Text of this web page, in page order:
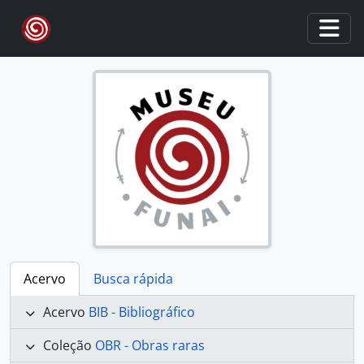
Skip to main content
Acervo
Busca rápida
Acervo BIB - Bibliográfico
Coleção OBR - Obras raras